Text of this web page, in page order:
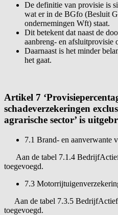
De definitie van provisie is
wat er in de BGfo (Besluit
ondernemingen Wft) staat.
Dit betekent dat naast de
aanbreng- en afsluitprovisie
Daarnaast is het minder
het gaat.
Artikel 7
schadeverzekeringen
agrarische sector’ is
7.1 Brand- en aanverwante
Aan de tabel 7.1.4
toegevoegd.
7.3
Aan de tabel 7.3.5
toegevoegd.